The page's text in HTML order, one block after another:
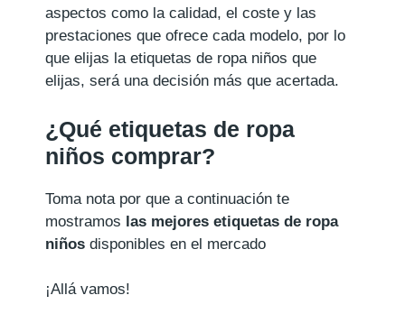
aspectos como la calidad, el coste y las
prestaciones que ofrece cada modelo, por lo
que elijas la etiquetas de ropa niños que
elijas, será una decisión más que acertada.
¿Qué etiquetas de ropa
niños comprar?
Toma nota por que a continuación te
mostramos las mejores etiquetas de ropa
niños disponibles en el mercado
¡Allá vamos!